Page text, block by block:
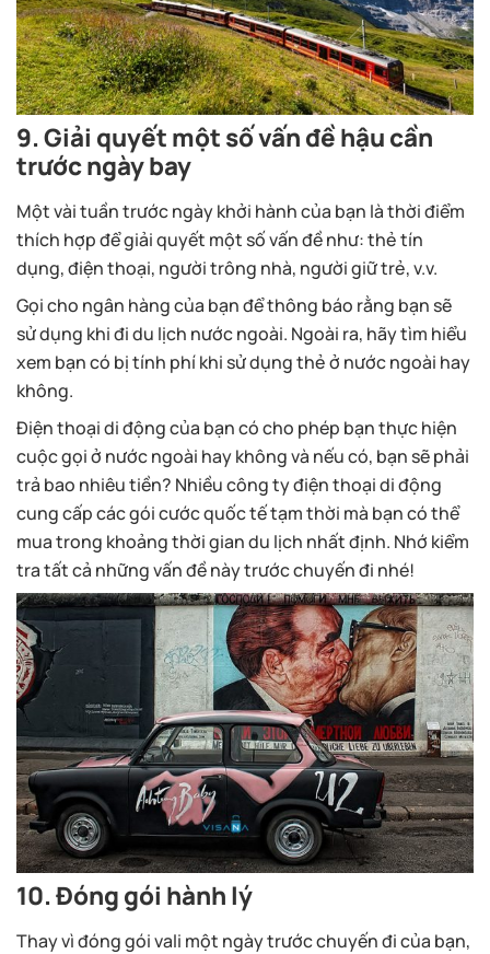
9. Giải quyết một số vấn đề hậu cần
trước ngày bay
Một vài tuần trước ngày khởi hành của bạn là thời điểm
thích hợp để giải quyết một số vấn đề như: thẻ tín
dụng, điện thoại, người trông nhà, người giữ trẻ, v.v.
Gọi cho ngân hàng của bạn để thông báo rằng bạn sẽ
sử dụng khi đi du lịch nước ngoài. Ngoài ra, hãy tìm hiểu
xem bạn có bị tính phí khi sử dụng thẻ ở nước ngoài hay
không.
Điện thoại di động của bạn có cho phép bạn thực hiện
cuộc gọi ở nước ngoài hay không và nếu có, bạn sẽ phải
trả bao nhiêu tiền? Nhiều công ty điện thoại di động
cung cấp các gói cước quốc tế tạm thời mà bạn có thể
mua trong khoảng thời gian du lịch nhất định. Nhớ kiểm
tra tất cả những vấn đề này trước chuyến đi nhé!
10. Đóng gói hành lý
Thay vì đóng gói vali một ngày trước chuyến đi của bạn,